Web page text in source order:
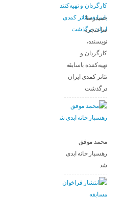
حمیدرضا
ساعتچی،
نویسنده،
کارگردان و
تهیه‌کننده باسابقه
تئاتر کمدی ایران
درگذشت
محمد موفق
رهسپار خانه ابدی
شد